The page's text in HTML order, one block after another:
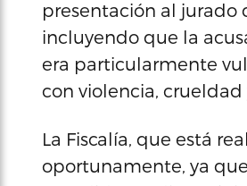
presentación al jurado
incluyendo que la
era particularmente
con violencia,
La Fiscalía, que está
oportunamente, ya